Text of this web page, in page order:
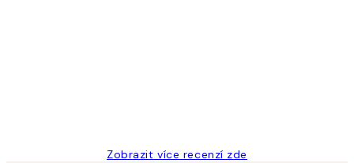
Zobrazit více recenzí zde